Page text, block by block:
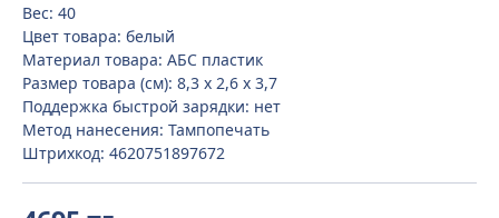
Вес: 40
Цвет товара: белый
Материал товара: АБС пластик
Размер товара (см): 8,3 х 2,6 х 3,7
Поддержка быстрой зарядки: нет
Метод нанесения: Тампопечать
Штрихкод: 4620751897672